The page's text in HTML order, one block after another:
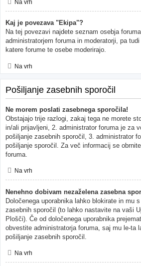
Na vrh
Kaj je povezava "Ekipa"?
Na tej povezavi najdete seznam osebja
administratorjem foruma in moderatorji, pa
katere forume te osebe moderirajo.
Na vrh
Pošiljanje zasebnih sporočil
Ne morem poslati zasebnega sporočila!
Obstajajo trije razlogi, zakaj tega ne morete
in/ali prijavljeni, 2. administrator foruma je za
pošiljanje zasebnih sporočil, 3. administrator
pošiljanje sporočil. Za več informacij se
foruma.
Na vrh
Nenehno dobivam nezaželena zasebna
Določenega uporabnika lahko blokirate in mu
zasebnih sporočil (to lahko nastavite na vaši
Plošči). Če od določenega uporabnika
obvestite administratorja foruma, saj mu le-ta
pošiljanje zasebnih sporočil.
Na vrh